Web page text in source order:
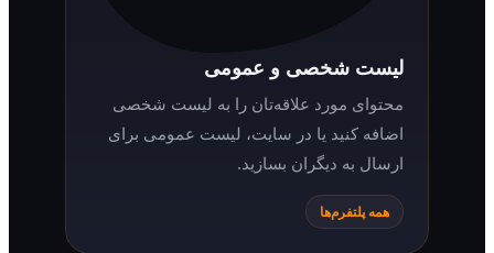
لیست شخصی و عمومی
محتوای مورد علاقه‌تان را به لیست شخصی
اضافه کنید یا در سایت، لیست عمومی برای
ارسال به دیگران بسازید.
همه پلتفرم‌ها